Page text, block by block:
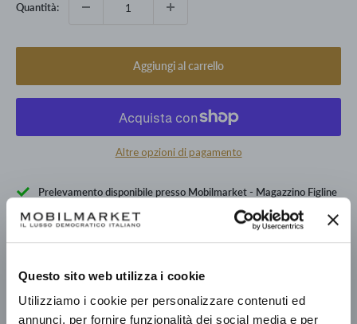
Questo sito web utilizza i cookie
Utilizziamo i cookie per personalizzare contenuti ed
annunci, per fornire funzionalità dei social media e per
Quantità:
Aggiungi al carrello
Altre opzioni di pagamento
Prelevamento disponibile presso Mobilmarket - Magazzino Figline
V.no
Pronto in base alla data di consegna stimata dei vari prodotti.
Condividi questo prodotto